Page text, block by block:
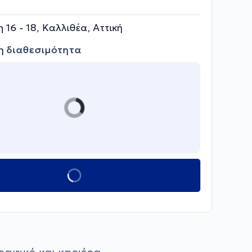
- 18, Καλλιθέα, Αττική
διαθεσιμότητα